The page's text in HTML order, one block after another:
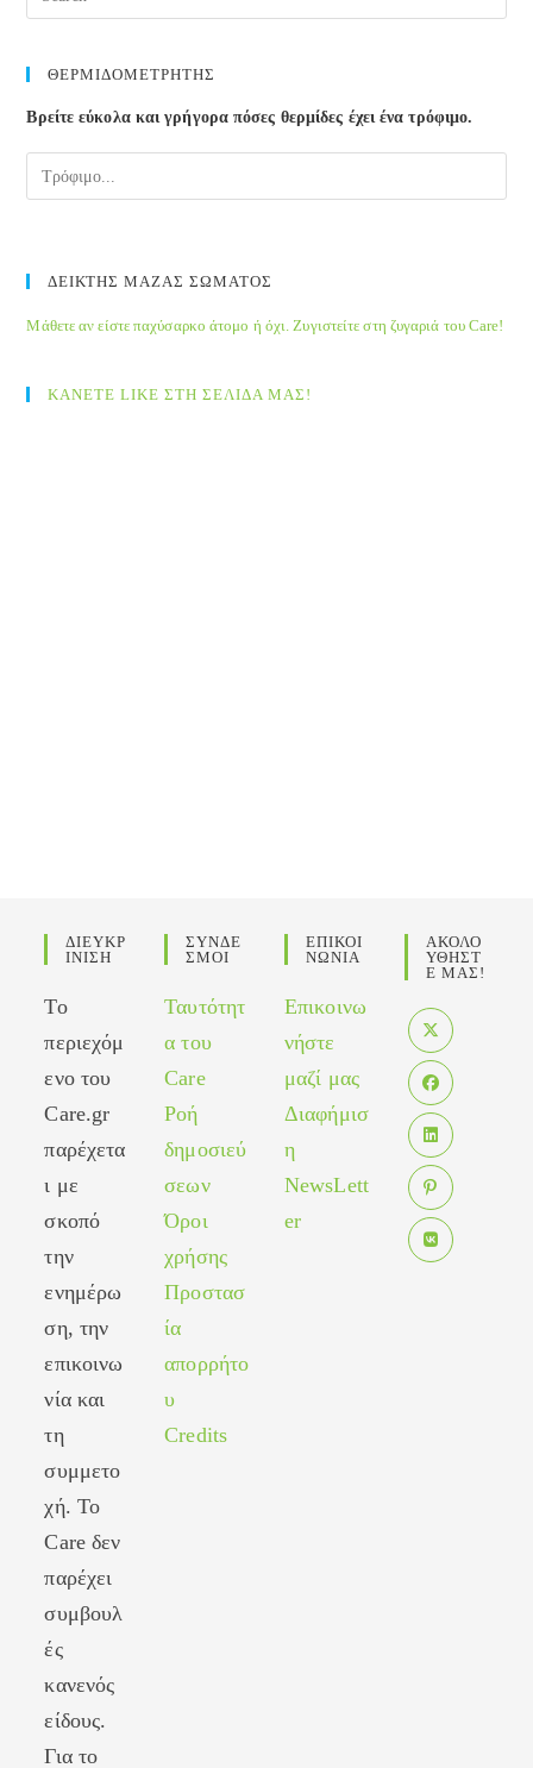
ΘΕΡΜΙΔΟΜΕΤΡΗΤΗΣ
Βρείτε εύκολα και γρήγορα πόσες θερμίδες έχει ένα τρόφιμο.
ΔΕΙΚΤΗΣ ΜΑΖΑΣ ΣΩΜΑΤΟΣ
Μάθετε αν είστε παχύσαρκο άτομο ή όχι. Ζυγιστείτε στη ζυγαριά του Care!
ΚΑΝΕΤΕ LIKE ΣΤΗ ΣΕΛΙΔΑ ΜΑΣ!
ΔΙΕΥΚΡ
ΙΝΙΣΗ
Το
περιεχόμ
ενο του
Care.gr
παρέχετα
ι με
σκοπό
την
ενημέρω
ση, την
επικοινω
νία και
τη
συμμετο
χή. Το
Care δεν
παρέχει
συμβουλ
ές
κανενός
είδους.
Για το
ΣΥΝΔΕ
ΣΜΟΙ
Ταυτότητ
α του
Care
Ροή
δημοσιεύ
σεων
Όροι
χρήσης
Προστασ
ία
απορρήτο
υ
Credits
ΕΠΙΚΟΙ
ΝΩΝΙΑ
Επικοινω
νήστε
μαζί μας
Διαφήμισ
η
NewsLett
er
ΑΚΟΛΟ
ΥΘΗΣΤ
Ε ΜΑΣ!
Opens
in
a
new
tab
Opens
in
a
new
tab
Opens
in
a
new
Opens
in